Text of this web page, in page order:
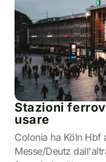
Stazioni
usare
Colonia ha Köln Hbf
Messe/Deutz